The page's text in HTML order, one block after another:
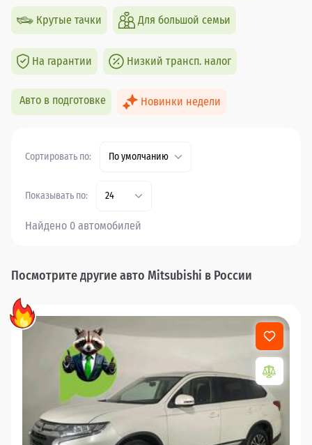
Крутые тачки Для большой семьи
На гарантии Низкий трансп. налог
Авто в подготовке Новинки недели
Сортировать по: По умолчанию
Показывать по: 24
Найдено 0 автомобилей
Посмотрите другие авто Mitsubishi в России